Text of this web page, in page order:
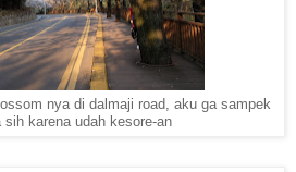
nya di dalmaji road, aku ga sampek
sih karena udah kesore-an